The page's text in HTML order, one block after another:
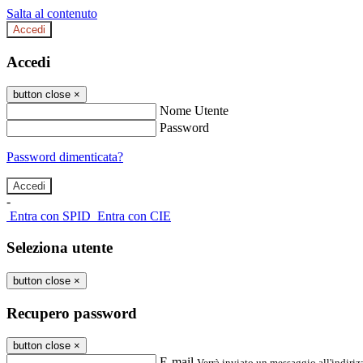
Salta al contenuto
Accedi
Accedi
button close ×
Nome Utente
Password
Password dimenticata?
-
Entra con SPID Entra con CIE
Seleziona utente
button close ×
Recupero password
button close ×